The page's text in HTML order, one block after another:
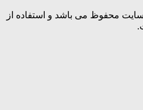
محفوظ می باشد و استفاده از